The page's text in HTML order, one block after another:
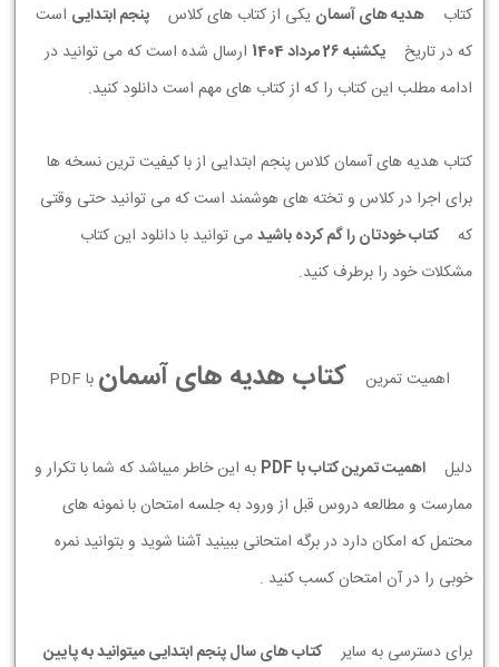
کتاب هدیه های آسمان یکی از کتاب های کلاس پنجم ابتدایی است
که در تاریخ
يكشنبه 26 مرداد 1404
ارسال شده است که می توانید در
ادامه مطلب این کتاب را که از کتاب های مهم است دانلود کنید.
کتاب هدیه های آسمان کلاس پنجم ابتدایی از با کیفیت ترین نسخه ها
برای اجرا در کلاس و تخته های هوشمند است که می توانید حتی وقتی
که
کتاب خودتان را گم کرده باشیدمی توانید با دانلود این کتاب
مشکلات خود را برطرف کنید.
اهمیت تمرین کتاب هدیه های آسمان با PDF
دلیل اهمیت تمرین کتاب با PDF
به این خاطر میباشد که شما با تکرار و
ممارست و مطالعه دروس قبل از ورود به جلسه امتحان با نمونه های
محتمل که امکان دارد در برگه امتحانی ببینید آشنا شوید و بتوانید نمره
خوبی را در آن امتحان کسب کنید .
برای دسترسی به سایر
کتاب های سال پنجم ابتدایی میتوانید به پایین